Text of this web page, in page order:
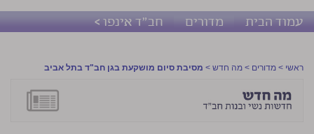
עמוד הבית מדורים חב"ד אינפו >
ראשי > מדורים > מה חדש > מסיבת סיום מושקעת בגן חב"ד בתל אביב